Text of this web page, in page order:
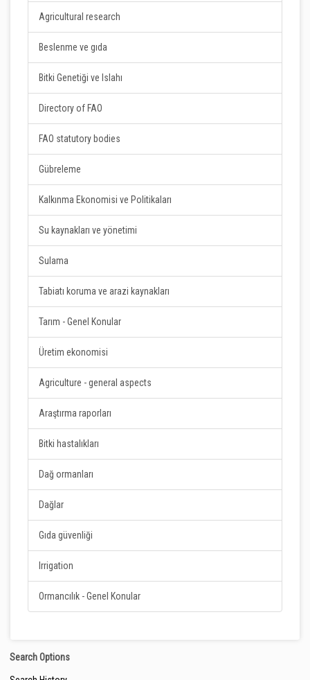
Agricultural research
Beslenme ve gıda
Bitki Genetiği ve Islahı
Directory of FAO
FAO statutory bodies
Gübreleme
Kalkınma Ekonomisi ve Politikaları
Su kaynakları ve yönetimi
Sulama
Tabiatı koruma ve arazi kaynakları
Tarım - Genel Konular
Üretim ekonomisi
Agriculture - general aspects
Araştırma raporları
Bitki hastalıkları
Dağ ormanları
Dağlar
Gıda güvenliği
Irrigation
Ormancılık - Genel Konular
Search Options